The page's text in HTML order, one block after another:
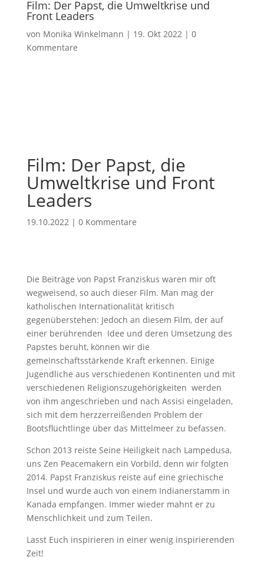
Film: Der Papst, die Umweltkrise und
Front Leaders
von Monika Winkelmann | 19. Okt 2022| 0
Kommentare
Film: Der Papst, die
Umweltkrise und Front
Leaders
19.10.2022| 0 Kommentare
Die Beiträge von Papst Franziskus waren mir oft
wegweisend, so auch dieser Film. Man mag der
katholischen Internationalität kritisch
gegenüberstehen: Jedoch an diesem Film, der auf
einer berührenden Idee und deren Umsetzung des
Papstes beruht, können wir die
gemeinschaftsstärkende Kraft erkennen. Einige
Jugendliche aus verschiedenen Kontinenten und mit
verschiedenen Religionszugehörigkeiten werden
von ihm angeschrieben und nach Assisi eingeladen,
sich mit dem herzzerreißenden Problem der
Bootsflüchtlinge über das Mittelmeer zu befassen.
Schon 2013 reiste Seine Heiligkeit nach Lampedusa,
uns Zen Peacemakern ein Vorbild, denn wir folgten
2014. Papst Franziskus reiste auf eine griechische
Insel und wurde auch von einem Indianerstamm in
Kanada empfangen. Immer wieder mahnt er zu
Menschlichkeit und zum Teilen.
Lasst Euch inspirieren in einer wenig inspirierenden
Zeit!